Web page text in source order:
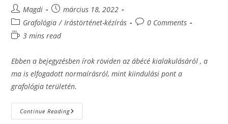
Post
author:
Magdi
Post
published:
március 18, 2022
Post
category:
Grafológia / Irástörténet-kézírás
Post0 Comments
Reading3 mins read
Ebben a bejegyzésben írok röviden az ábécé kialakulásáról , a
ma is elfogadott normaírásról, mint kiindulási pont a
grafológia területén.
Continue ReadingA
Kézírás